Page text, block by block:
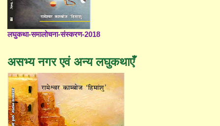
लघुकथा-समालोचना-संस्करण-2018
असभ्य नगर एवं अन्य लघुकथाएँ